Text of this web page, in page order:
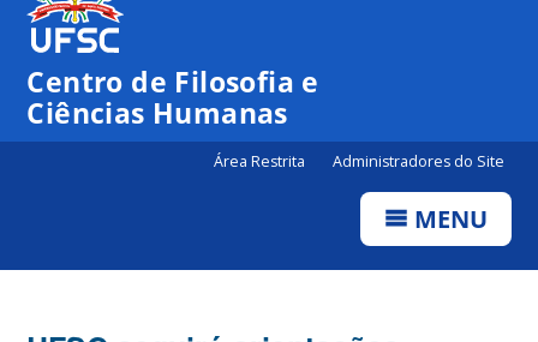
Centro de Filosofia e
Ciências Humanas
Área Restrita Administradores do Site
MENU